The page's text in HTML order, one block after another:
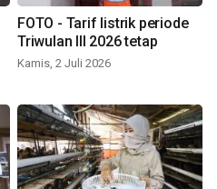
FOTO - Tarif listrik periode
Triwulan III 2026 tetap
Kamis, 2 Juli 2026